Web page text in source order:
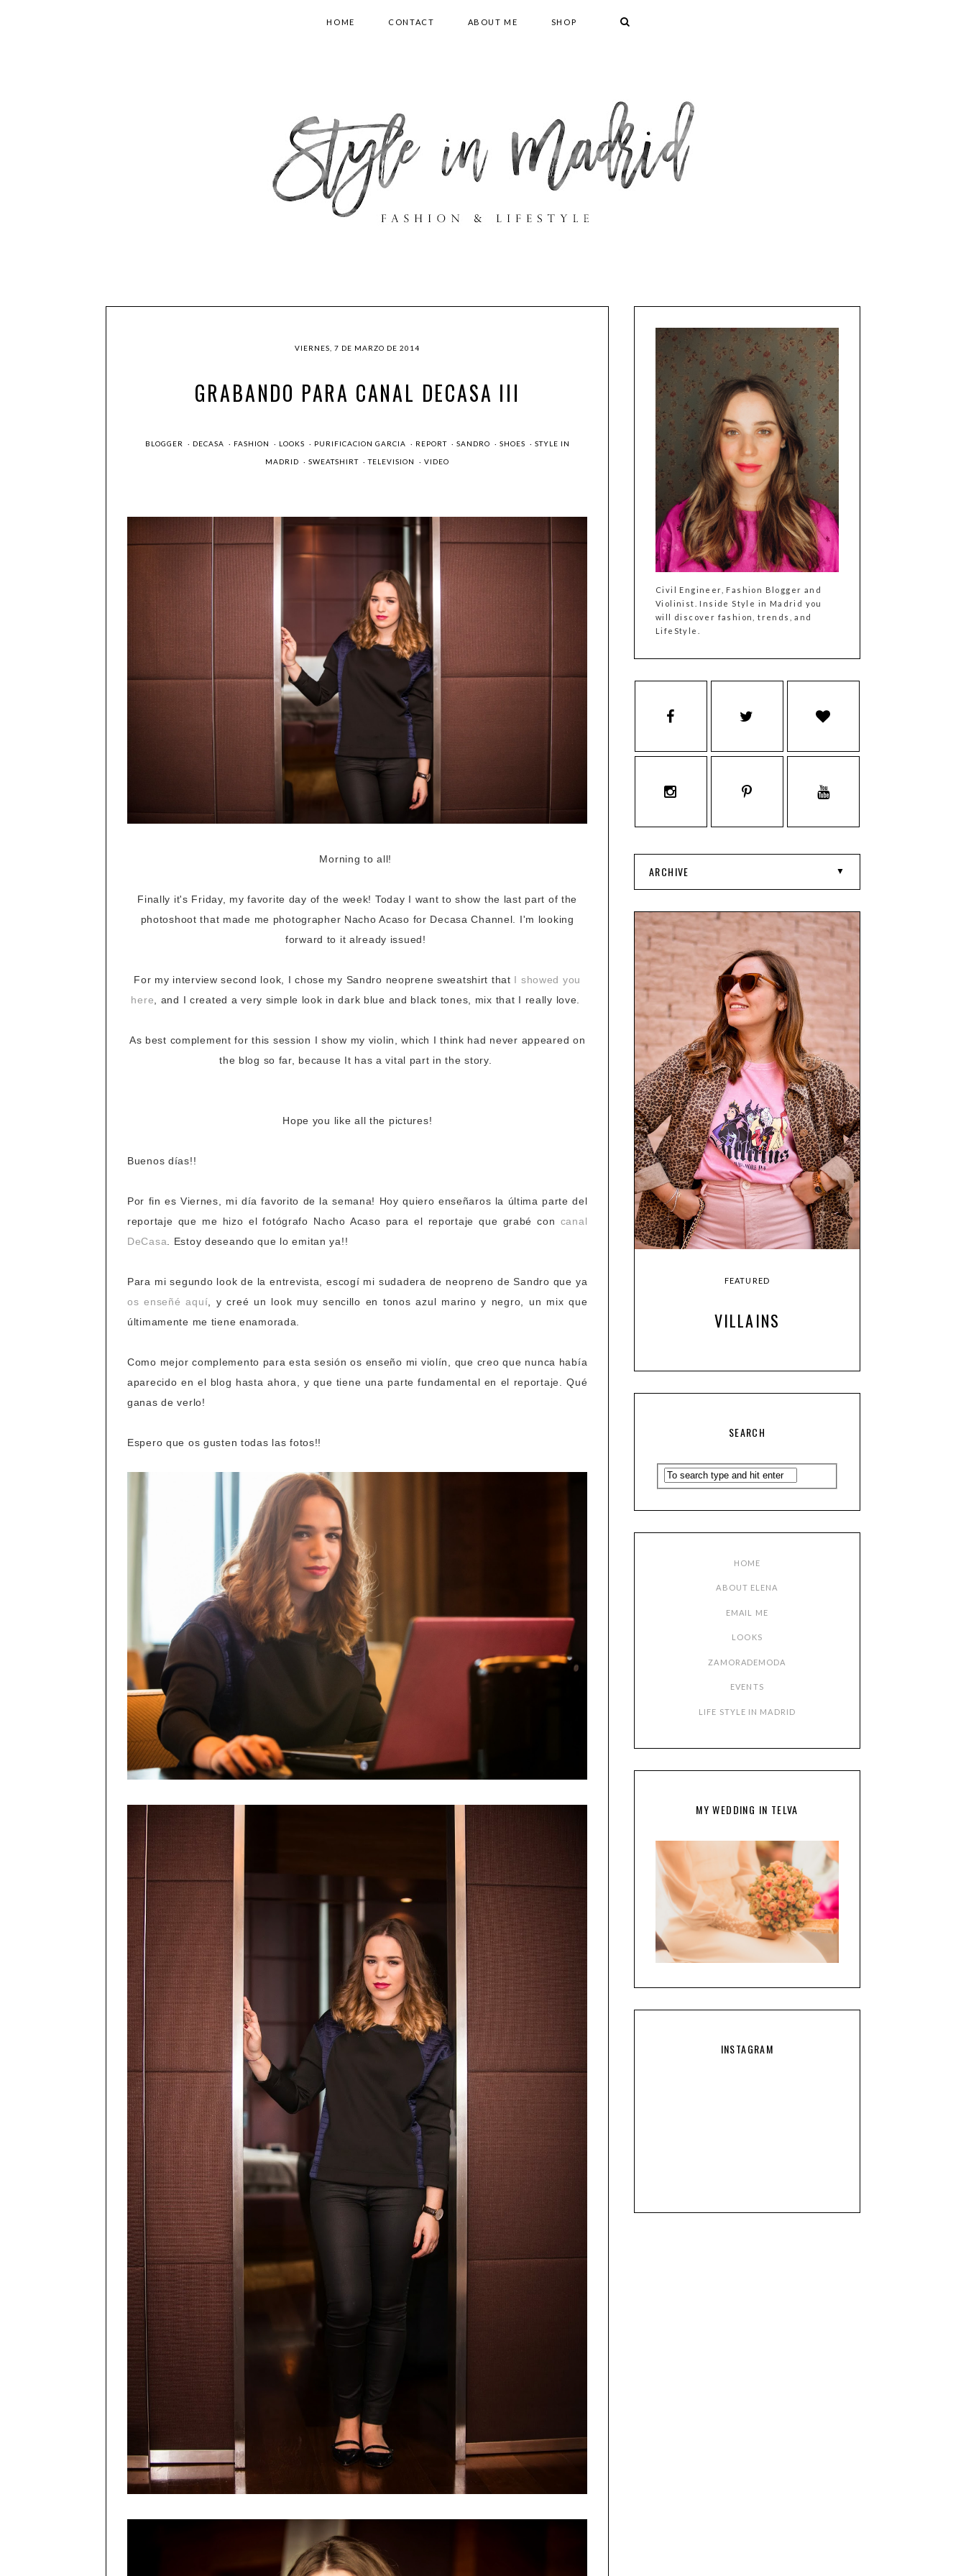
HOME CONTACT ABOUT ME SHOP
VIERNES, 7 DE MARZO DE 2014
GRABANDO PARA CANAL DECASA III
BLOGGER · DECASA · FASHION · LOOKS · PURIFICACION GARCIA · REPORT · SANDRO · SHOES · STYLE IN
MADRID ·SWEATSHIRT ·TELEVISION ·VIDEO
Morning to all!
Finally it's Friday, my favorite day of the week! Today I want to show the last part of the
photoshoot that made ​​me photographer Nacho Acaso for Decasa Channel. I'm looking
forward to it already issued!
For my interview second look, I chose my Sandro neoprene sweatshirt that I showed you
here, and I created a very simple look in dark blue and black tones, mix that I really love.
As best complement for this session I show my violin, which I think had never appeared on
the blog so far, because It has a vital part in the story.
Hope you like all the pictures!
Buenos días!!
Por fin es Viernes, mi día favorito de la semana! Hoy quiero enseñaros la última parte del
reportaje que me hizo el fotógrafo Nacho Acaso para el reportaje que grabé con canal
DeCasa. Estoy deseando que lo emitan ya!!
Para mi segundo look de la entrevista, escogí mi sudadera de neopreno de Sandro que ya
os enseñé aquí, y creé un look muy sencillo en tonos azul marino y negro, un mix que
últimamente me tiene enamorada.
Como mejor complemento para esta sesión os enseño mi violín, que creo que nunca había
aparecido en el blog hasta ahora, y que tiene una parte fundamental en el reportaje. Qué
ganas de verlo!
Espero que os gusten todas las fotos!!
Civil Engineer, Fashion Blogger and
Violinist. Inside Style in Madrid you
will discover fashion, trends, and
LifeStyle.
ARCHIVE
FEATURED
VILLAINS
SEARCH
HOME
ABOUT ELENA
EMAIL ME
LOOKS
ZAMORADEMODA
EVENTS
LIFE STYLE IN MADRID
MY WEDDING IN TELVA
INSTAGRAM